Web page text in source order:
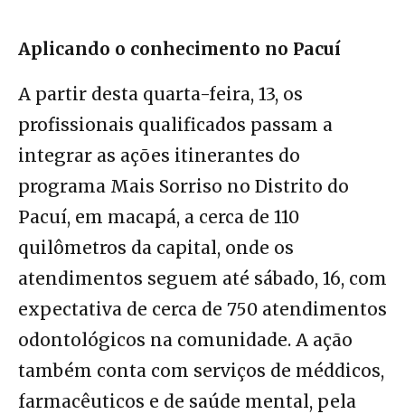
Aplicando o conhecimento no Pacuí
A partir desta quarta-feira, 13, os
profissionais qualificados passam a
integrar as ações itinerantes do
programa Mais Sorriso no Distrito do
Pacuí, em macapá, a cerca de 110
quilômetros da capital, onde os
atendimentos seguem até sábado, 16, com
expectativa de cerca de 750 atendimentos
odontológicos na comunidade. A ação
também conta com serviços de méddicos,
farmacêuticos e de saúde mental, pela